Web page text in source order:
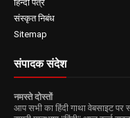
हिन्दी पत्र
संस्कृत निबंध
Sitemap
संपादक संदेश
नमस्ते दोस्तों
आप सभी का हिंदी गाथा वेबसाइट